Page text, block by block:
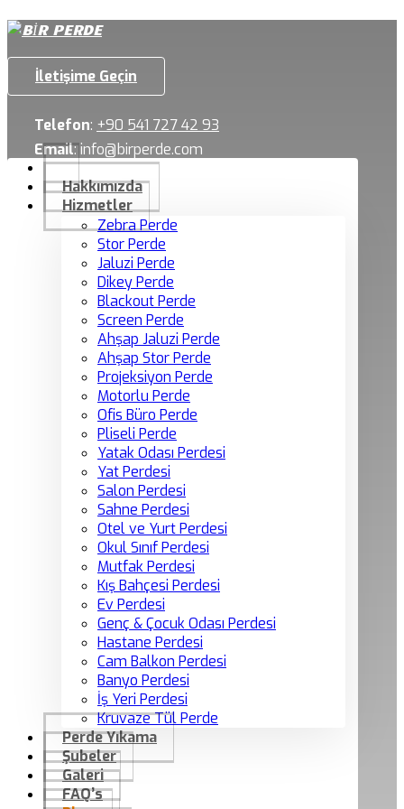
İletişime Geçin
Telefon: +90 541 727 42 93
Email:info@birperde.com
Hakkımızda
Hizmetler
Zebra Perde
Stor Perde
Jaluzi Perde
Dikey Perde
Blackout Perde
Screen Perde
Ahşap Jaluzi Perde
Ahşap Stor Perde
Projeksiyon Perde
Motorlu Perde
Ofis Büro Perde
Pliseli Perde
Yatak Odası Perdesi
Yat Perdesi
Salon Perdesi
Sahne Perdesi
Otel ve Yurt Perdesi
Okul Sınıf Perdesi
Mutfak Perdesi
Kış Bahçesi Perdesi
Ev Perdesi
Genç & Çocuk Odası Perdesi
Hastane Perdesi
Cam Balkon Perdesi
Banyo Perdesi
İş Yeri Perdesi
Kruvaze Tül Perde
Perde Yıkama
Şubeler
Galeri
FAQ’s